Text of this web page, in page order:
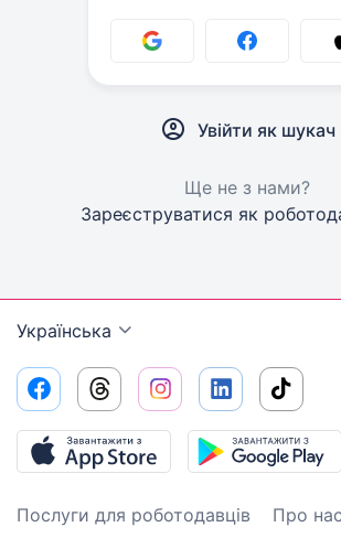
Увійти як шукач
Ще не з нами?
Зареєструватися як
Українська
Послуги для роботодавців Про нас